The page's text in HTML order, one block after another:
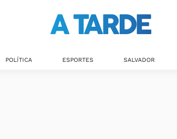
POLÍTICA ESPORTES SALVADOR